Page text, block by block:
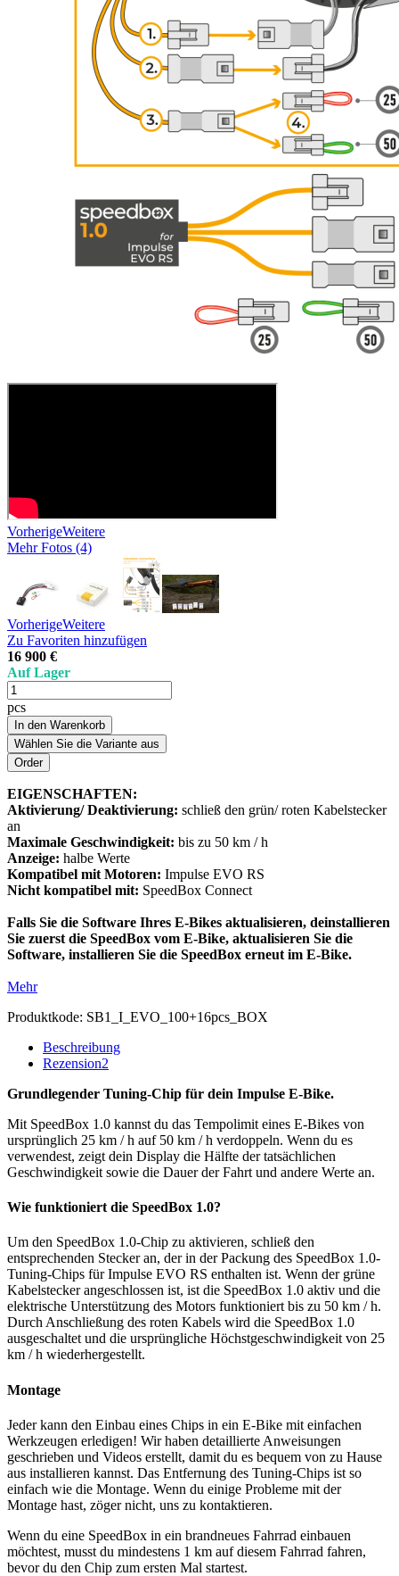
VorherigeWeitere
Mehr Fotos (4)
VorherigeWeitere
Zu Favoriten hinzufügen
16 900 €
Auf Lager
pcs
In den Warenkorb
Wählen Sie die Variante aus
EIGENSCHAFTEN:
Aktivierung/ Deaktivierung: schließ den grün/ roten Kabelstecker
an
Maximale Geschwindigkeit: bis zu 50 km / h
Anzeige: halbe Werte
Kompatibel mit Motoren: Impulse EVO RS
Nicht kompatibel mit: SpeedBox Connect
Falls Sie die Software Ihres E-Bikes aktualisieren, deinstallieren
Sie zuerst die SpeedBox vom E-Bike, aktualisieren Sie die
Software, installieren Sie die SpeedBox erneut im E-Bike.
Mehr
Produktkode: SB1_I_EVO_100+16pcs_BOX
Beschreibung
Rezension2
Grundlegender Tuning-Chip für dein Impulse E-Bike.
Mit SpeedBox 1.0 kannst du das Tempolimit eines E-Bikes von
ursprünglich 25 km / h auf 50 km / h verdoppeln. Wenn du es
verwendest, zeigt dein Display die Hälfte der tatsächlichen
Geschwindigkeit sowie die Dauer der Fahrt und andere Werte an.
Wie funktioniert die SpeedBox 1.0?
Um den SpeedBox 1.0-Chip zu aktivieren, schließ den
entsprechenden Stecker an, der in der Packung des SpeedBox 1.0-
Tuning-Chips für Impulse EVO RS enthalten ist. Wenn der grüne
Kabelstecker angeschlossen ist, ist die SpeedBox 1.0 aktiv und die
elektrische Unterstützung des Motors funktioniert bis zu 50 km / h.
Durch Anschließung des roten Kabels wird die SpeedBox 1.0
ausgeschaltet und die ursprüngliche Höchstgeschwindigkeit von 25
km / h wiederhergestellt.
Montage
Jeder kann den Einbau eines Chips in ein E-Bike mit einfachen
Werkzeugen erledigen! Wir haben detaillierte Anweisungen
geschrieben und Videos erstellt, damit du es bequem von zu Hause
aus installieren kannst. Das Entfernung des Tuning-Chips ist so
einfach wie die Montage. Wenn du einige Probleme mit der
Montage hast, zöger nicht, uns zu kontaktieren.
Wenn du eine SpeedBox in ein brandneues Fahrrad einbauen
möchtest, musst du mindestens 1 km auf diesem Fahrrad fahren,
bevor du den Chip zum ersten Mal startest.